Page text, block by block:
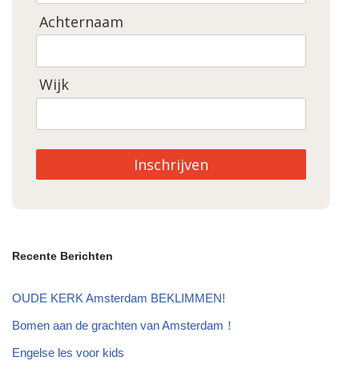
Achternaam
Wijk
Inschrijven
Recente Berichten
OUDE KERK Amsterdam BEKLIMMEN!
Bomen aan de grachten van Amsterdam！
Engelse les voor kids